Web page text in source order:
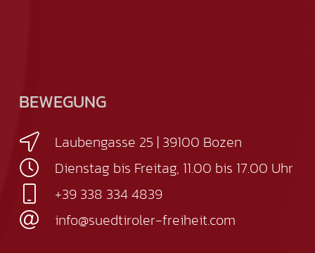
BEWEGUNG
Laubengasse 25 | 39100 Bozen
Dienstag bis Freitag, 11.00 bis 17.00 Uhr
+39 338 334 4839
info@suedtiroler-freiheit.com